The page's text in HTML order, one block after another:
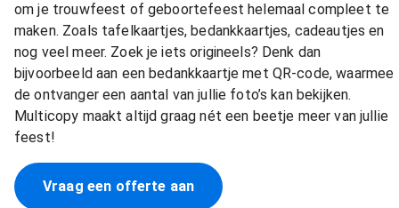
om je trouwfeest of geboortefeest helemaal compleet te
maken. Zoals tafelkaartjes, bedankkaartjes, cadeautjes en
nog veel meer. Zoek je iets origineels? Denk dan
bijvoorbeeld aan een bedankkaartje met QR-code, waarmee
de ontvanger een aantal van jullie foto’s kan bekijken.
Multicopy maakt altijd graag nét een beetje meer van jullie
feest!
Vraag een offerte aan